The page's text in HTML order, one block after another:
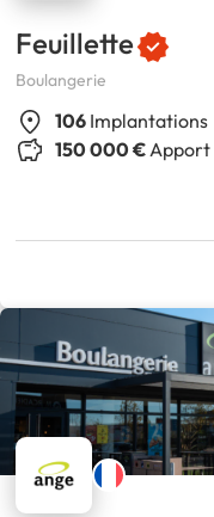
Feuillette
Boulangerie
106 Implantations
150 000 €Apport